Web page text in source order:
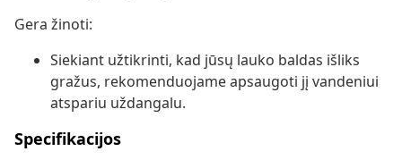
Gera žinoti:
Siekiant užtikrinti, kad jūsų lauko baldas išliks
gražus, rekomenduojame apsaugoti jį vandeniui
atspariu uždangalu.
Specifikacijos